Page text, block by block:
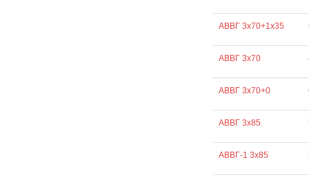
АВВГ 3х70+1х35
АВВГ 3х70
АВВГ 3х70+0
АВВГ 3х85
АВВГ-1 3х85